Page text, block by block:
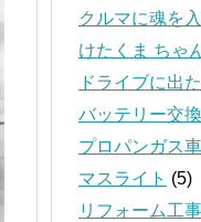
クルマに魂を
けたくま ちゃ
ドライブに出た
バッテリー交換
プロパンガス
マスライト (5)
リフォーム工